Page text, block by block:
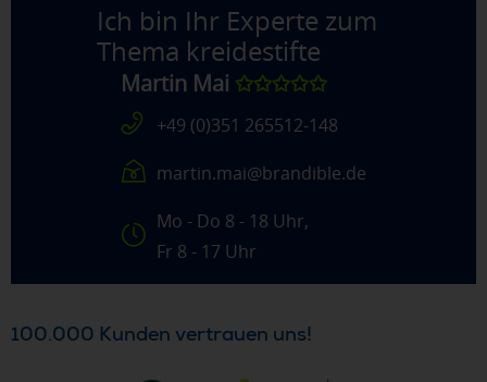
Ich bin Ihr Experte zum
Thema kreidestifte
Martin Mai ✩✩✩✩✩
+49 (0)351 265512-148
martin.mai@brandible.de
Mo - Do 8 - 18 Uhr,
Fr 8 - 17 Uhr
100.000 Kunden vertrauen uns!